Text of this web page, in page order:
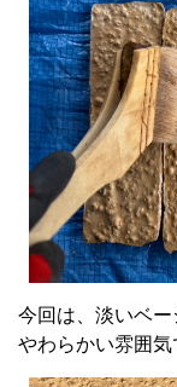
今回は、淡いベー
やわらかい雰囲気